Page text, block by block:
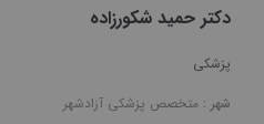
دکتر حمید شکورزاده
پزشکی
شهر : متخصص پزشکی آزادشهر